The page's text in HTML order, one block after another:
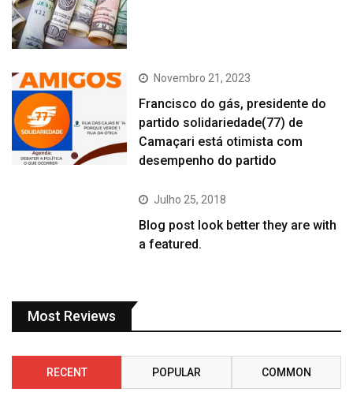
Novembro 21, 2023
Francisco do gás, presidente do
partido solidariedade(77) de
Camaçari está otimista com
desempenho do partido
Julho 25, 2018
Blog post look better they are with
a featured.
Most Reviews
RECENT POPULAR COMMON